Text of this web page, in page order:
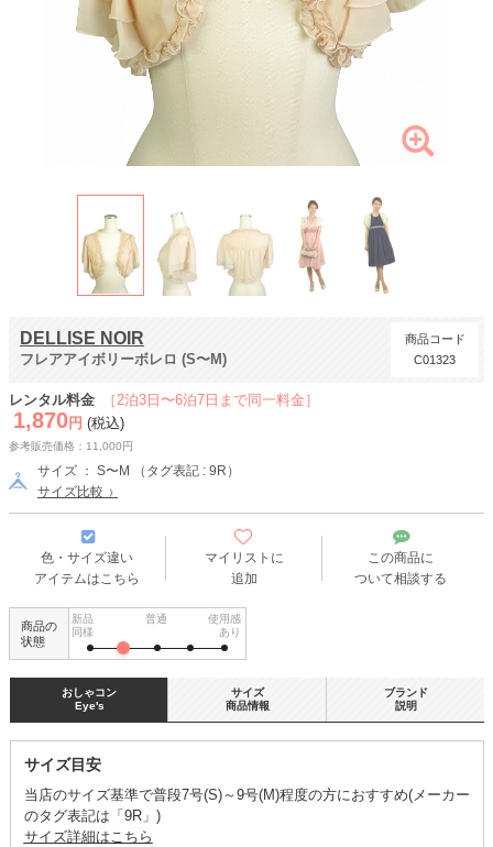
DELLISE NOIR
フレアアイボリーボレロ (S〜M)
商品コード
C01323
［2泊3日〜6泊7日まで同一料金］
レンタル料金
1,870 円 (税込)
参考販売価格：11,000円
サイズ ： S〜M （タグ表記 : 9R）
サイズ比較
色・サイズ違い
アイテムはこちら
マイリストに
追加
この商品に
ついて相談する
商品の
状態
新品
同様
普通
使用感
あり
おしゃコン
Eye's
サイズ目安
当店のサイズ基準で普段7号(S)～9号(M)程度の方におすすめ(メーカー
のタグ表記は「9R」)
サイズ詳細はこちら
サイズ
商品情報
ブランド
説明